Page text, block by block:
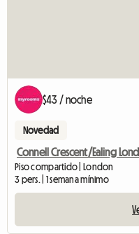
$43 / noche
Novedad
Connell Crescent/Ealing
Piso compartido | London
3 pers. | 1 semana mínimo